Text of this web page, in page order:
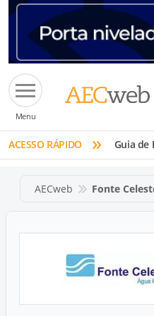
Menu
ACESSO RÁPIDO » Guia de
AECweb Fonte